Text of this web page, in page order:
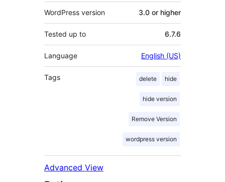
WordPress version 3.0 or higher
Tested up to 6.7.6
Language English (US)
Tags delete hide
hide version
Remove Version
wordpress version
Advanced View